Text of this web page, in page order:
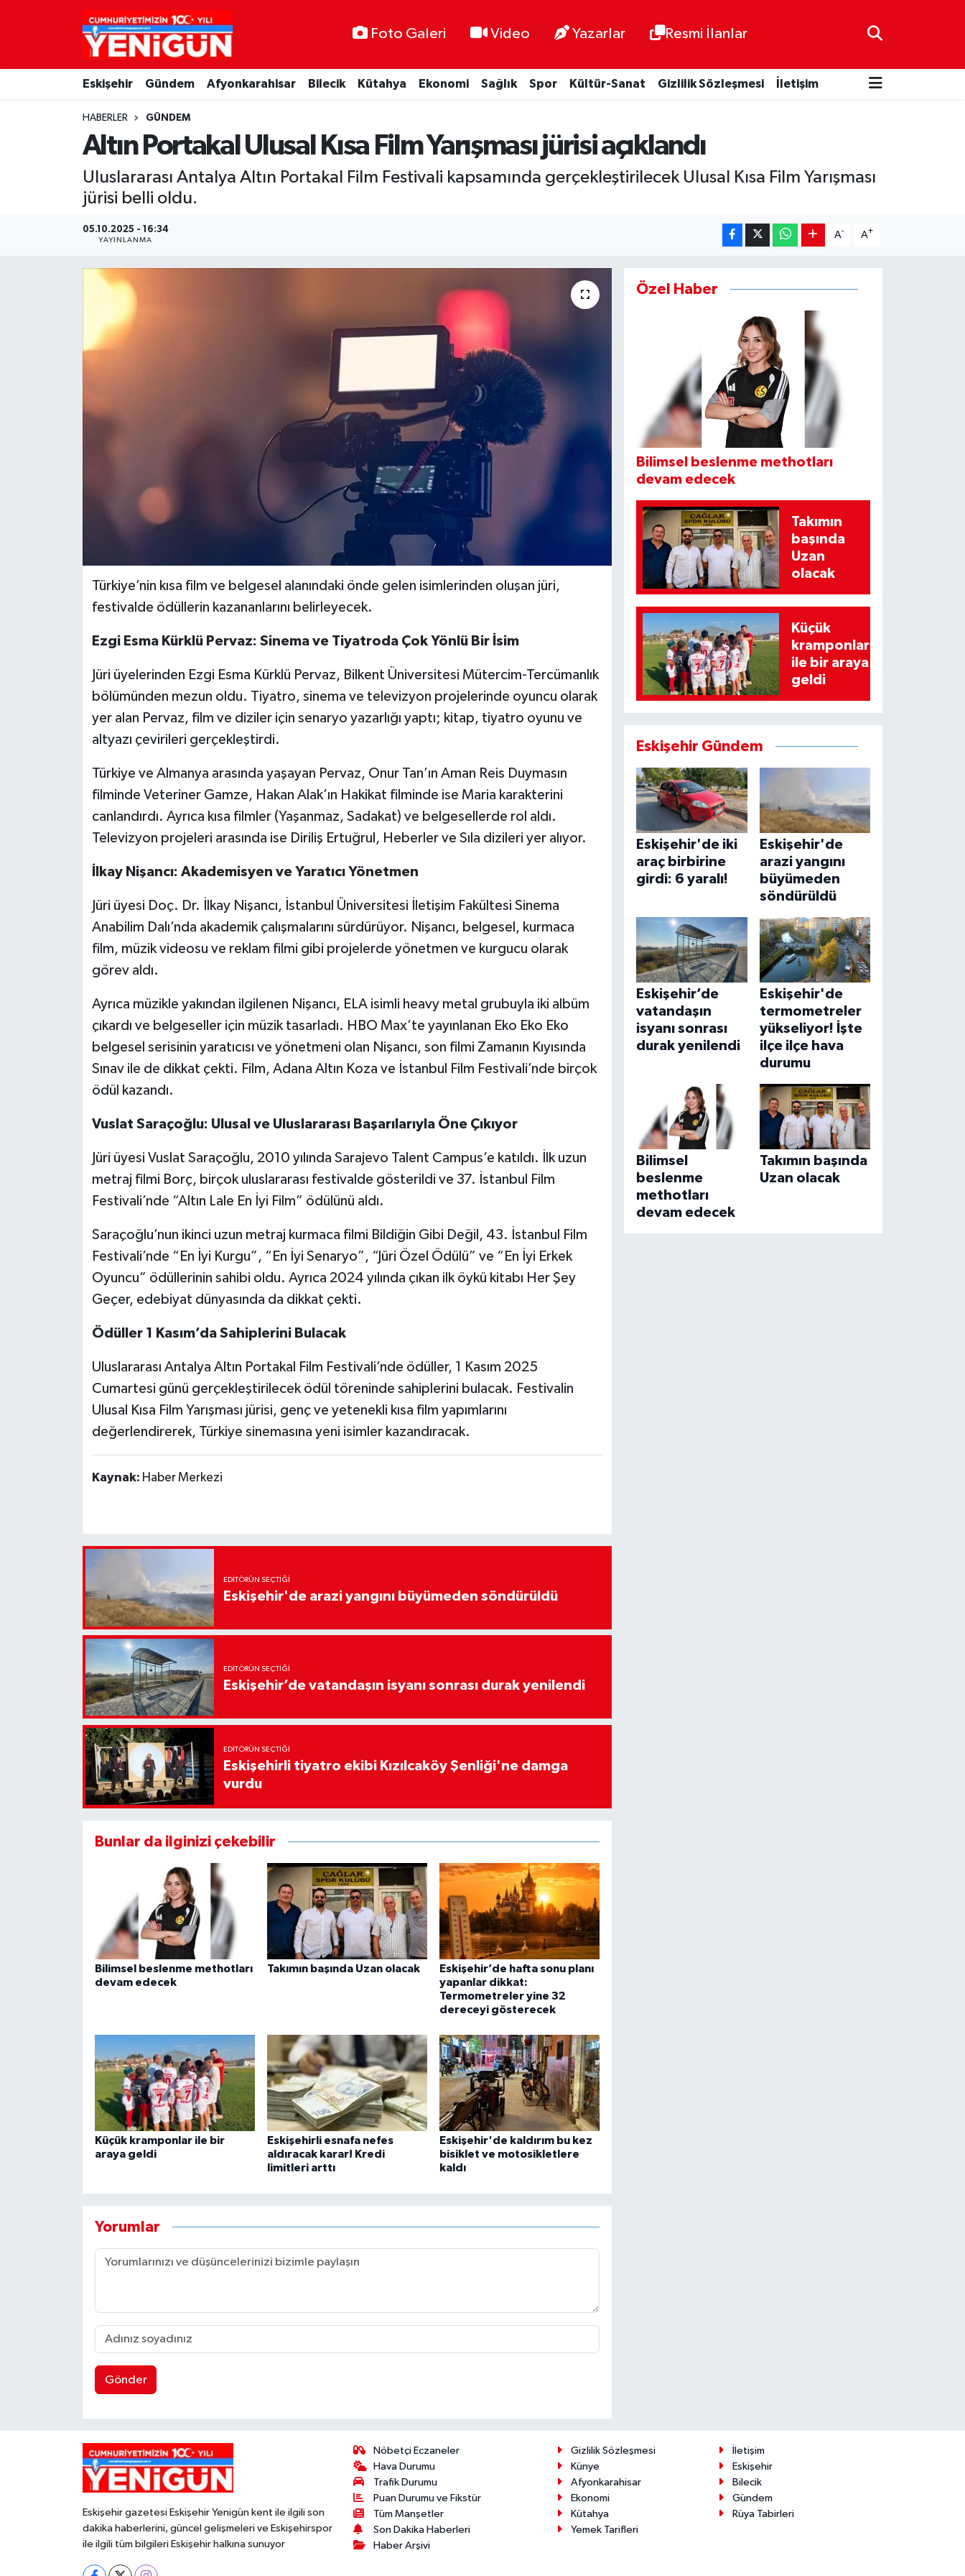
Foto Galeri Video Yazarlar Resmi İlanlar
Eskişehir Gündem Afyonkarahisar Bilecik Kütahya Ekonomi Sağlık Spor Kültür-Sanat Gizlilik Sözleşmesi İletişim
HABERLER GÜNDEM
Altın Portakal Ulusal Kısa Film Yarışması jürisi açıklandı
Uluslararası Antalya Altın Portakal Film Festivali kapsamında gerçekleştirilecek Ulusal Kısa Film Yarışması
jürisi belli oldu.
05.10.2025 - 16:34
YAYINLANMA
A- A+
Türkiye’nin kısa film ve belgesel alanındaki önde gelen isimlerinden oluşan jüri,
festivalde ödüllerin kazananlarını belirleyecek.
Ezgi Esma Kürklü Pervaz: Sinema ve Tiyatroda Çok Yönlü Bir İsim
Jüri üyelerinden Ezgi Esma Kürklü Pervaz, Bilkent Üniversitesi Mütercim-Tercümanlık
bölümünden mezun oldu. Tiyatro, sinema ve televizyon projelerinde oyuncu olarak
yer alan Pervaz, film ve diziler için senaryo yazarlığı yaptı; kitap, tiyatro oyunu ve
altyazı çevirileri gerçekleştirdi.
Türkiye ve Almanya arasında yaşayan Pervaz, Onur Tan’ın Aman Reis Duymasın
filminde Veteriner Gamze, Hakan Alak’ın Hakikat filminde ise Maria karakterini
canlandırdı. Ayrıca kısa filmler (Yaşanmaz, Sadakat) ve belgesellerde rol aldı.
Televizyon projeleri arasında ise Diriliş Ertuğrul, Heberler ve Sıla dizileri yer alıyor.
İlkay Nişancı: Akademisyen ve Yaratıcı Yönetmen
Jüri üyesi Doç. Dr. İlkay Nişancı, İstanbul Üniversitesi İletişim Fakültesi Sinema
Anabilim Dalı’nda akademik çalışmalarını sürdürüyor. Nişancı, belgesel, kurmaca
film, müzik videosu ve reklam filmi gibi projelerde yönetmen ve kurgucu olarak
görev aldı.
Ayrıca müzikle yakından ilgilenen Nişancı, ELA isimli heavy metal grubuyla iki albüm
çıkardı ve belgeseller için müzik tasarladı. HBO Max’te yayınlanan Eko Eko Eko
belgesel serisinin yaratıcısı ve yönetmeni olan Nişancı, son filmi Zamanın Kıyısında
Sınav ile de dikkat çekti. Film, Adana Altın Koza ve İstanbul Film Festivali’nde birçok
ödül kazandı.
Vuslat Saraçoğlu: Ulusal ve Uluslararası Başarılarıyla Öne Çıkıyor
Jüri üyesi Vuslat Saraçoğlu, 2010 yılında Sarajevo Talent Campus’e katıldı. İlk uzun
metraj filmi Borç, birçok uluslararası festivalde gösterildi ve 37. İstanbul Film
Festivali’nde “Altın Lale En İyi Film” ödülünü aldı.
Saraçoğlu’nun ikinci uzun metraj kurmaca filmi Bildiğin Gibi Değil, 43. İstanbul Film
Festivali’nde “En İyi Kurgu”, “En İyi Senaryo”, “Jüri Özel Ödülü” ve “En İyi Erkek
Oyuncu” ödüllerinin sahibi oldu. Ayrıca 2024 yılında çıkan ilk öykü kitabı Her Şey
Geçer, edebiyat dünyasında da dikkat çekti.
Ödüller 1 Kasım’da Sahiplerini Bulacak
Uluslararası Antalya Altın Portakal Film Festivali’nde ödüller, 1 Kasım 2025
Cumartesi günü gerçekleştirilecek ödül töreninde sahiplerini bulacak. Festivalin
Ulusal Kısa Film Yarışması jürisi, genç ve yetenekli kısa film yapımlarını
değerlendirerek, Türkiye sinemasına yeni isimler kazandıracak.
Kaynak: Haber Merkezi
EDITÖRÜN SEÇTIĞI
Eskişehir'de arazi yangını büyümeden söndürüldü
EDITÖRÜN SEÇTIĞI
Eskişehir’de vatandaşın isyanı sonrası durak yenilendi
EDITÖRÜN SEÇTIĞI
Eskişehirli tiyatro ekibi Kızılcaköy Şenliği'ne damga
vurdu
Bunlar da ilginizi çekebilir
Bilimsel beslenme methotları
devam edecek
Takımın başında Uzan olacak
Eskişehir’de hafta sonu planı
yapanlar dikkat:
Termometreler yine 32
dereceyi gösterecek
Küçük kramponlar ile bir
araya geldi
Eskişehirli esnafa nefes
aldıracak karar! Kredi
limitleri arttı
Eskişehir'de kaldırım bu kez
bisiklet ve motosikletlere
kaldı
Yorumlar
Gönder
Özel Haber
Bilimsel beslenme methotları
devam edecek
Takımın
başında
Uzan
olacak
Küçük
kramponlar
ile bir araya
geldi
Eskişehir Gündem
Eskişehir'de iki
araç birbirine
girdi: 6 yaralı!
Eskişehir'de
arazi yangını
büyümeden
söndürüldü
Eskişehir’de
vatandaşın
isyanı sonrası
durak yenilendi
Eskişehir'de
termometreler
yükseliyor! İşte
ilçe ilçe hava
durumu
Bilimsel
beslenme
methotları
devam edecek
Takımın başında
Uzan olacak
Eskişehir gazetesi Eskişehir Yenigün kent ile ilgili son
dakika haberlerini, güncel gelişmeleri ve Eskişehirspor
ile ilgili tüm bilgileri Eskişehir halkına sunuyor
Nöbetçi Eczaneler
Hava Durumu
Trafik Durumu
Puan Durumu ve Fikstür
Tüm Manşetler
Son Dakika Haberleri
Haber Arşivi
Gizlilik Sözleşmesi
İletişim
Künye
Eskişehir
Afyonkarahisar
Bilecik
Ekonomi
Gündem
Kütahya
Rüya Tabirleri
Yemek Tarifleri
Nöbetçi Eczaneler
Hava Durumu
Tüm Manşetler
Son Dakika Haberleri
Haber Arşivi